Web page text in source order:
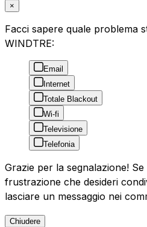
×
Facci sapere quale problema
WINDTRE:
Email
Internet
Totale Blackout
Wi-fi
Televisione
Telefonia
Grazie per la segnalazione!
frustrazione che desideri
lasciare un messaggio nei
Chiudere